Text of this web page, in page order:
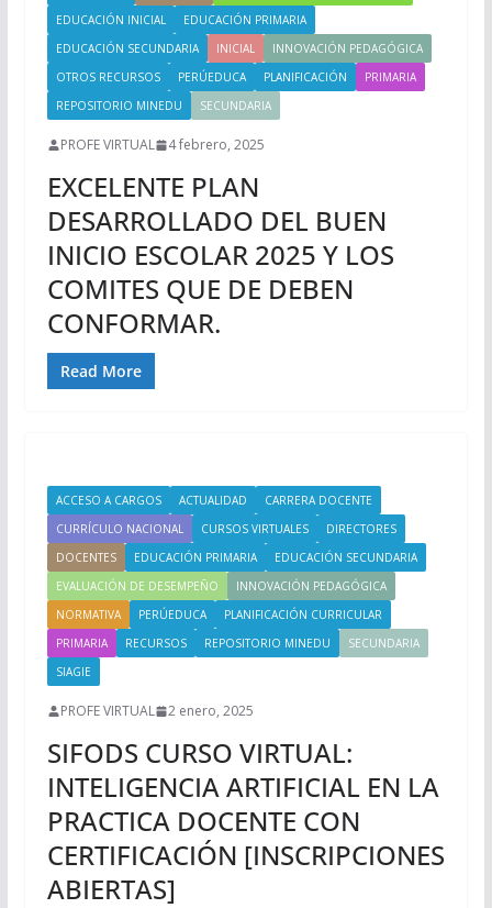
EDUCACIÓN INICIAL
EDUCACIÓN PRIMARIA
EDUCACIÓN SECUNDARIA
INICIAL
INNOVACIÓN PEDAGÓGICA
OTROS RECURSOS
PERÚEDUCA PLANIFICACIÓN
PRIMARIA
REPOSITORIO MINEDU
SECUNDARIA
PROFE VIRTUAL 4 febrero, 2025
EXCELENTE PLAN
DESARROLLADO DEL BUEN
INICIO ESCOLAR 2025 Y LOS
COMITES QUE DE DEBEN
CONFORMAR.
Read More
ACCESO A CARGOS ACTUALIDAD
CARRERA DOCENTE
CURRÍCULO NACIONAL
CURSOS VIRTUALES
DIRECTORES
DOCENTES
EDUCACIÓN PRIMARIA
EDUCACIÓN SECUNDARIA
EVALUACIÓN DE DESEMPEÑO
INNOVACIÓN PEDAGÓGICA
NORMATIVA
PERÚEDUCA
PLANIFICACIÓN CURRICULAR
PRIMARIA
RECURSOS REPOSITORIO MINEDU
SECUNDARIA
SIAGIE
PROFE VIRTUAL 2 enero, 2025
SIFODS CURSO VIRTUAL:
INTELIGENCIA ARTIFICIAL EN LA
PRACTICA DOCENTE CON
CERTIFICACIÓN [INSCRIPCIONES
ABIERTAS]